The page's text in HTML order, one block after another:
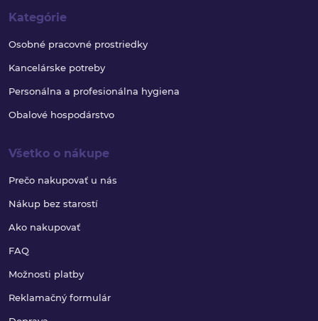
Kategórie
Osobné pracovné prostriedky
Kancelárske potreby
Personálna a profesionálna hygiena
Obalové hospodárstvo
Všetko o nákupe
Prečo nakupovať u nás
Nákup bez starostí
Ako nakupovať
FAQ
Možnosti platby
Reklamačný formulár